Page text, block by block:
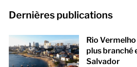
Dernières publications
Rio
plus branché
Salvador